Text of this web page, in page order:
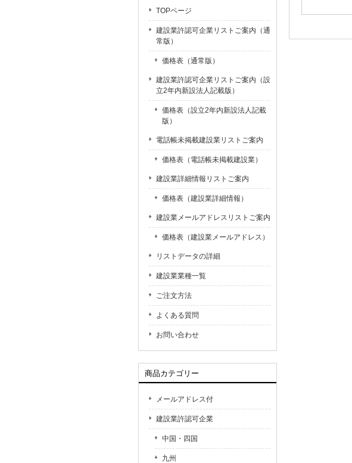
TOPページ
建設業許認可企業リストご案内（通
常版）
価格表（通常版）
建設業許認可企業リストご案内（設
立2年内新設法人記載版）
価格表（設立2年内新設法人記載
版）
電話帳未掲載建設業リストご案内
価格表（電話帳未掲載建設業）
建設業詳細情報リストご案内
価格表（建設業詳細情報）
建設業メールアドレスリストご案内
価格表（建設業メールアドレス）
リストデータの詳細
建設業業種一覧
ご注文方法
よくある質問
お問い合わせ
商品カテゴリー
メールアドレス付
建設業許認可企業
中国・四国
九州